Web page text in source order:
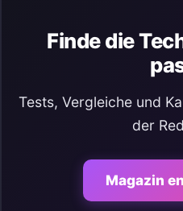
Finde die
Tests, Vergleiche und
der
Magazin